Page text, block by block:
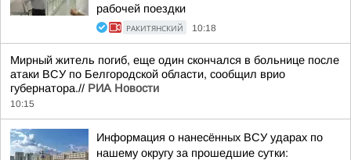
рабочей поездки
РАКИТЯНСКИЙ 10:18
Мирный житель погиб, еще один скончался в больнице после
атаки ВСУ по Белгородской области, сообщил врио
губернатора.// РИА Новости
10:15
Информация о нанесённых ВСУ ударах по
нашему округу за прошедшие сутки: